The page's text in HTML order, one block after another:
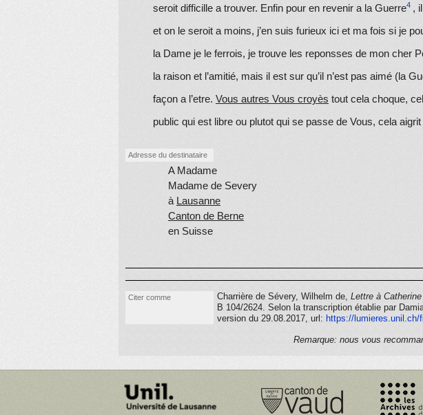
seroit difficille a trouver. Enfin pour en revenir a la Guerre ,
et on le seroit a moins, j’en suis furieux ici et ma fois si je
la Dame je le ferrois, je trouve les reponsses de mon cher
la raison et l’amitié, mais il est sur qu’il n’est pas aimé (la
façon a l’etre. Vous autres Vous croyès tout cela choque,
public qui est libre ou plutot qui se passe de Vous, cela aigrit
qu’il le saura indubitablement, Lorsqu’il n’y auroit que le
pour l’en instruire. Il y a une chose fort plaisante je parlois
l’Anglois qui Vous parloit de Bath, et de ceux qu’il y avoit
liaison de Coxe et de la Dame avoit donné a causer,
injustement j’avois dit cela devant la famille. Vous
Gibbon de son coté se rejouit de se voir etabli chès lui je
Adresse du destinataire
A Madame
Madame de Severy
à Lausanne
Canton de Berne
en Suisse
Citer comme Charrière de Sévery, Wilhelm de, Lettre à
B 104/2624. Selon la transcription établie par
version du 29.08.2017, url: https://
Remarque: nous vous